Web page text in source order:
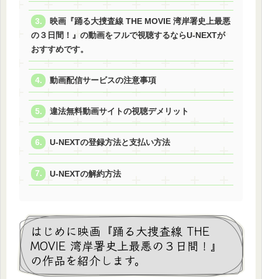
映画『踊る大捜査線 THE MOVIE 湾岸署史上最悪
の３日間！』の動画をフルで視聴するならU-NEXTが
おすすめです。
動画配信サービスの注意事項
違法無料動画サイトの視聴デメリット
U-NEXTの登録方法と支払い方法
U-NEXTの解約方法
はじめに映画『踊る大捜査線 THE
MOVIE 湾岸署史上最悪の３日間！』
の作品を紹介します。